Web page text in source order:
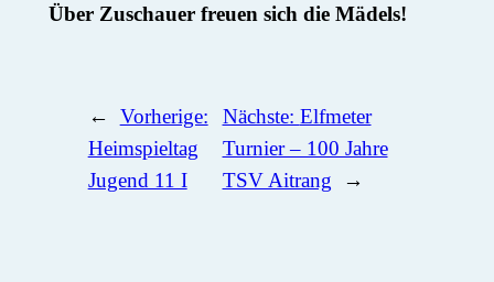
Über Zuschauer freuen sich die Mädels!
←
Vorherige:
Heimspieltag
Jugend 11 I
Nächste: Elfmeter
Turnier – 100 Jahre
TSV Aitrang
→